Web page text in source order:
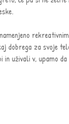
dobrega za svoje
uživali v, upamo